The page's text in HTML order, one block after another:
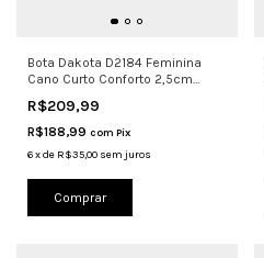
Bota Dakota D2184 Feminina
Cano Curto Conforto 2,5cm
R$209,99
R$188,99 com Pix
6xde R$35,00 sem juros
Comprar